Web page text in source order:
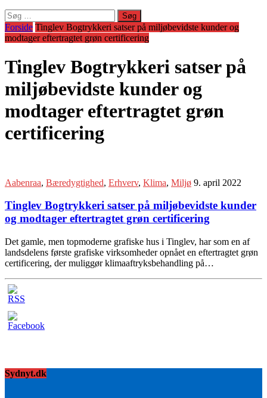
Søg
efter:
Forside Tinglev Bogtrykkeri satser på miljøbevidste kunder og
modtager eftertragtet grøn certificering
Tinglev Bogtrykkeri satser på
miljøbevidste kunder og
modtager eftertragtet grøn
certificering
Aabenraa, Bæredygtighed, Erhverv, Klima, Miljø 9. april 2022
Tinglev Bogtrykkeri satser på miljøbevidste kunder
og modtager eftertragtet grøn certificering
Det gamle, men topmoderne grafiske hus i Tinglev, har som en af
landsdelens første grafiske virksomheder opnået en eftertragtet grøn
certificering, der muliggør klimaaftryksbehandling på…
Sydnyt.dk